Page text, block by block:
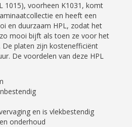
1015), voorheen K1031, komt
en heeft een
en duurzaam HPL, zodat het
mooi bijft als toen ze voor het
De platen zijn kostenefficiënt
De voordelen van deze HPL
en is vlekbestendig
onderhoud